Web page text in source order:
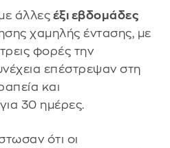
άλλες έξι εβδομάδες
χαμηλής έντασης, με
φορές την
επέστρεψαν στη
και
30 ημέρες.
ότι οι